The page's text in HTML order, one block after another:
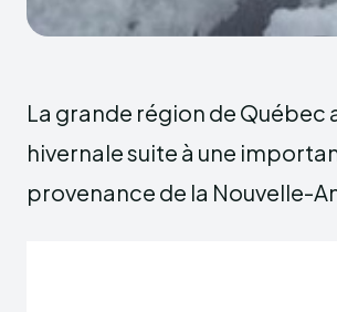
La grande région de
hivernale suite à une
provenance de la Nouvelle-